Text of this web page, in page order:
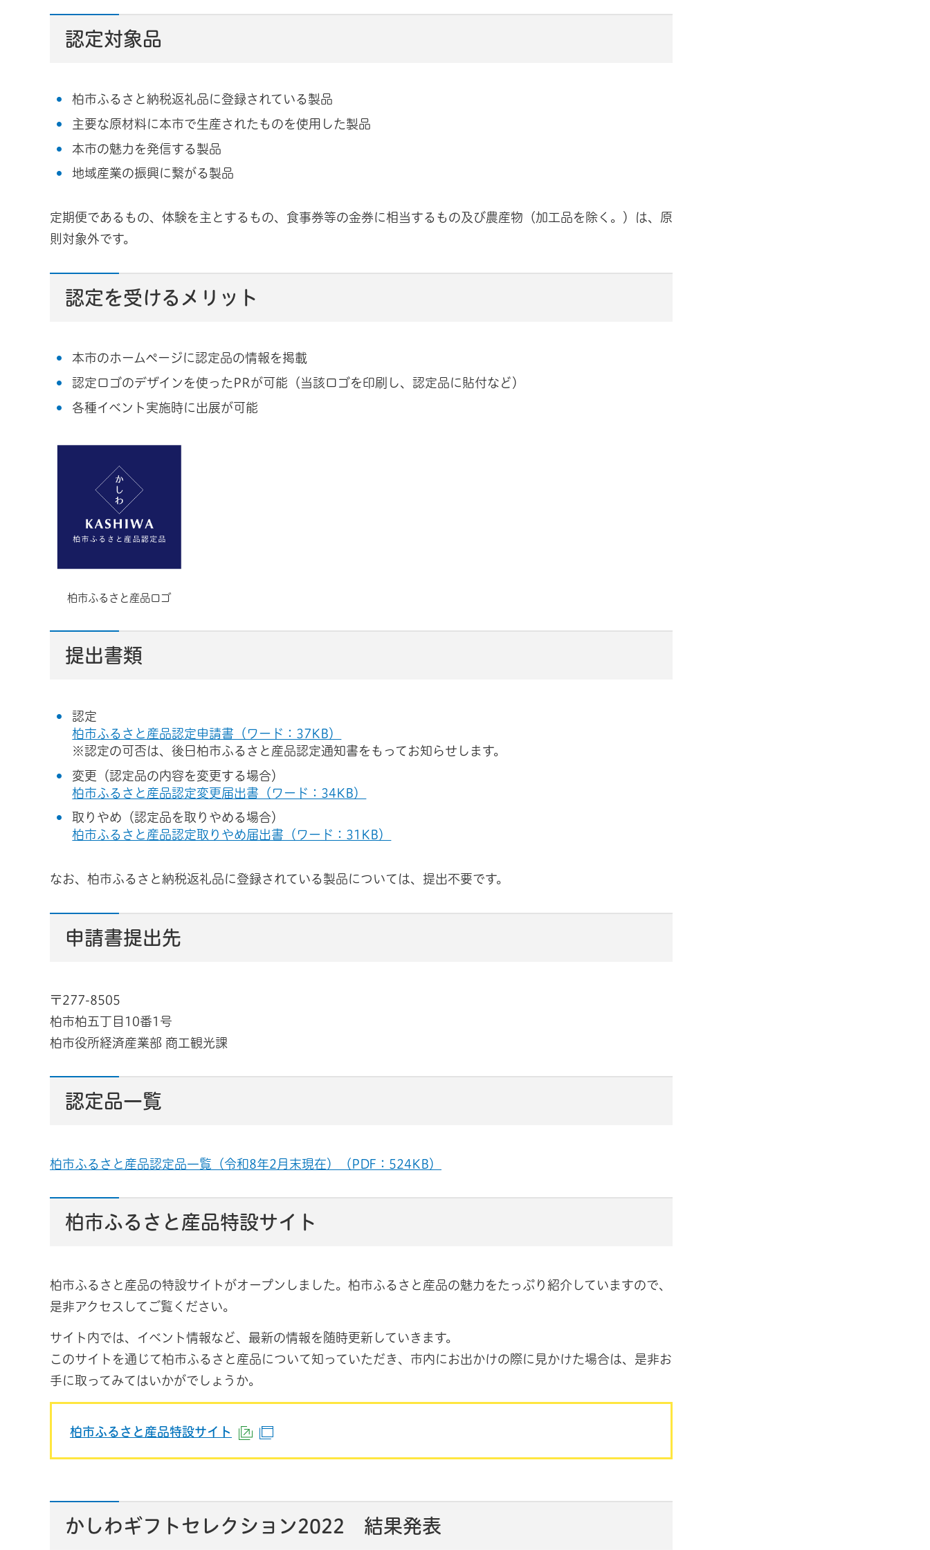
認定対象品
柏市ふるさと納税返礼品に登録されている製品
主要な原材料に本市で生産されたものを使用した製品
本市の魅力を発信する製品
地域産業の振興に繋がる製品
定期便であるもの、体験を主とするもの、食事券等の金券に相当するもの及び農産物（加工品を除く。）は、原
則対象外です。
認定を受けるメリット
本市のホームページに認定品の情報を掲載
認定ロゴのデザインを使ったPRが可能（当該ロゴを印刷し、認定品に貼付など）
各種イベント実施時に出展が可能
柏市ふるさと産品ロゴ
提出書類
認定
柏市ふるさと産品認定申請書（ワード：37KB）
※認定の可否は、後日柏市ふるさと産品認定通知書をもってお知らせします。
変更（認定品の内容を変更する場合）
柏市ふるさと産品認定変更届出書（ワード：34KB）
取りやめ（認定品を取りやめる場合）
柏市ふるさと産品認定取りやめ届出書（ワード：31KB）
なお、柏市ふるさと納税返礼品に登録されている製品については、提出不要です。
申請書提出先
〒277-8505
柏市柏五丁目10番1号
柏市役所経済産業部 商工観光課
認定品一覧
柏市ふるさと産品認定品一覧（令和8年2月末現在）（PDF：524KB）
柏市ふるさと産品特設サイト
柏市ふるさと産品の特設サイトがオープンしました。柏市ふるさと産品の魅力をたっぷり紹介していますので、
是非アクセスしてご覧ください。
サイト内では、イベント情報など、最新の情報を随時更新していきます。
このサイトを通じて柏市ふるさと産品について知っていただき、市内にお出かけの際に見かけた場合は、是非お
手に取ってみてはいかがでしょうか。
柏市ふるさと産品特設サイト （外部サイトへリンク）
かしわギフトセレクション2022 結果発表